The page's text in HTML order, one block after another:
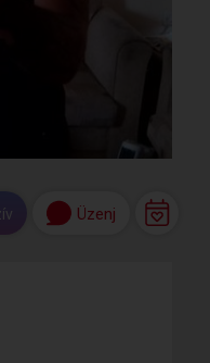
Üzenj